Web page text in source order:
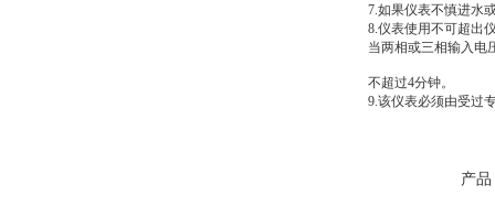
7.如果仪表不慎进水
8.仪表使用不可超出
当两相或三相输入电
不超过4分钟。
9.该仪表必须由受过
产品